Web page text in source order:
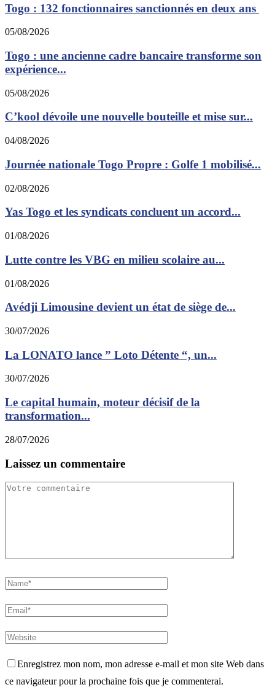
Togo : 132 fonctionnaires sanctionnés en deux ans
05/08/2026
Togo : une ancienne cadre bancaire transforme son
expérience...
05/08/2026
C’kool dévoile une nouvelle bouteille et mise sur...
04/08/2026
Journée nationale Togo Propre : Golfe 1 mobilisé...
02/08/2026
Yas Togo et les syndicats concluent un accord...
01/08/2026
Lutte contre les VBG en milieu scolaire au...
01/08/2026
Avédji Limousine devient un état de siège de...
30/07/2026
La LONATO lance ” Loto Détente “, un...
30/07/2026
Le capital humain, moteur décisif de la
transformation...
28/07/2026
Laissez un commentaire
Enregistrez mon nom, mon adresse e-mail et mon site Web dans
ce navigateur pour la prochaine fois que je commenterai.